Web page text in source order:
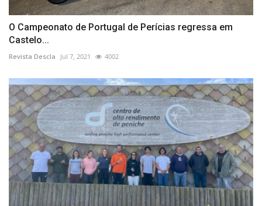
O Campeonato de Portugal de Perícias regressa em
Castelo...
Revista Descla Jul 7, 2021 4002